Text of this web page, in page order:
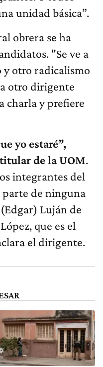
unidad básica”.
obrera se ha
"Se ve a
y otro radicalismo
otro dirigente
charla y prefiere
yo estaré”,
de la UOM.
integrantes del
de ninguna
Luján de
que es el
el dirigente.